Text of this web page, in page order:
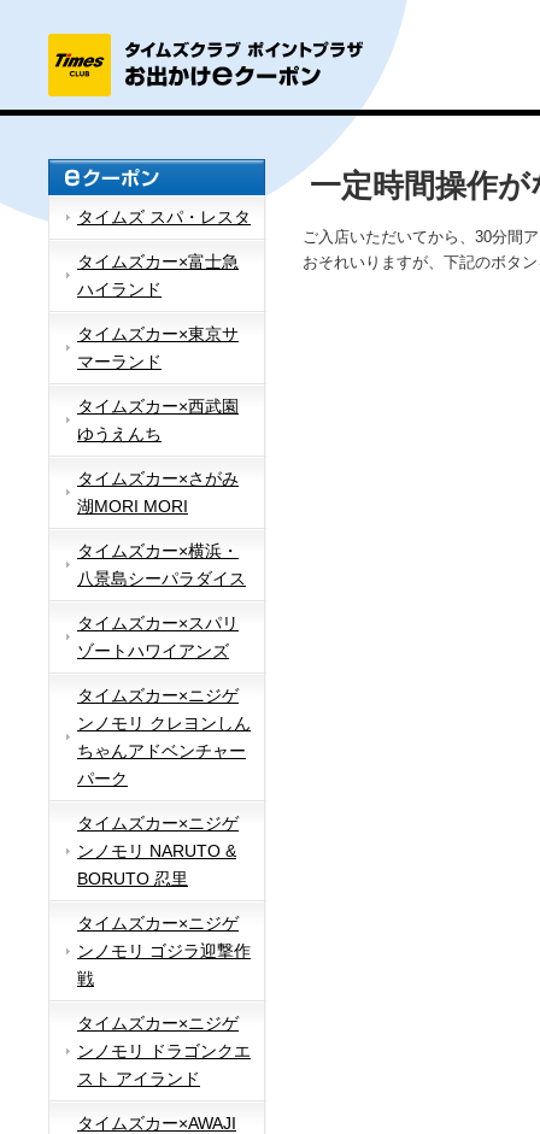
タイムズ スパ・レスタ
タイムズカー×富士急
ハイランド
タイムズカー×東京サ
マーランド
タイムズカー×西武園
ゆうえんち
タイムズカー×さがみ
湖MORI MORI
タイムズカー×横浜・
八景島シーパラダイス
タイムズカー×スパリ
ゾートハワイアンズ
タイムズカー×ニジゲ
ンノモリ クレヨンしん
ちゃんアドベンチャー
パーク
タイムズカー×ニジゲ
ンノモリ NARUTO &
BORUTO 忍里
タイムズカー×ニジゲ
ンノモリ ゴジラ迎撃作
戦
タイムズカー×ニジゲ
ンノモリ ドラゴンクエ
スト アイランド
タイムズカー×AWAJI
一定時間操作
ご入店いただいてから、30分間
おそれいりますが、下記のボタ